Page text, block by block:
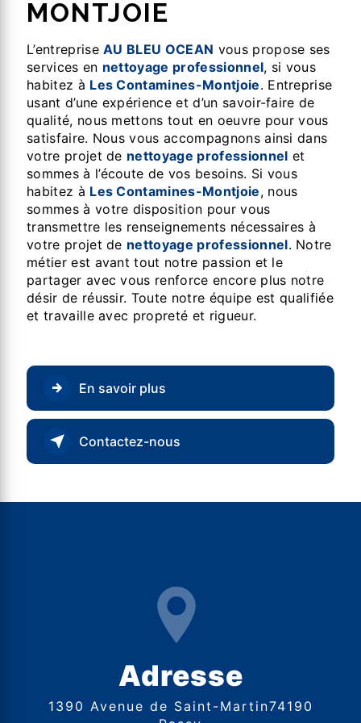
MONTJOIE
L’entrepriseAU BLEU OCEAN vous propose ses
services en nettoyage professionnel, si vous
habitez à Les Contamines-Montjoie. Entreprise
usant d’une expérience et d’un savoir-faire de
qualité, nous mettons tout en oeuvre pour vous
satisfaire. Nous vous accompagnons ainsi dans
votre projet de nettoyage professionnel et
sommes à l’écoute de vos besoins. Si vous
habitez à Les Contamines-Montjoie, nous
sommes à votre disposition pour vous
transmettre les renseignements nécessaires à
votre projet de nettoyage professionnel. Notre
métier est avant tout notre passion et le
partager avec vous renforce encore plus notre
désir de réussir. Toute notre équipe est qualifiée
et travaille avec propreté et rigueur.
En savoir plus
Contactez-nous
Adresse
1390 Avenue de Saint-Martin74190